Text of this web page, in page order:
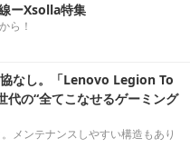
ーXsolla特集
ら！
なし。「Lenovo Legion To
の“全てこなせるゲーミング
メンテナンスしやすい構造もあり